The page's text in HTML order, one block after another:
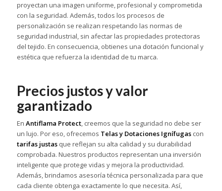
proyectan una imagen uniforme, profesional y comprometida
con la seguridad. Además, todos los procesos de
personalización se realizan respetando las normas de
seguridad industrial, sin afectar las propiedades protectoras
del tejido. En consecuencia, obtienes una dotación funcional y
estética que refuerza la identidad de tu marca.
Precios justos y valor
garantizado
En Antiflama Protect, creemos que la seguridad no debe ser
un lujo. Por eso, ofrecemos Telas y Dotaciones Ignífugascon
tarifas justasque reflejan su alta calidad y su durabilidad
comprobada. Nuestros productos representan una inversión
inteligente que protege vidas y mejora la productividad.
Además, brindamos asesoría técnica personalizada para que
cada cliente obtenga exactamente lo que necesita. Así,